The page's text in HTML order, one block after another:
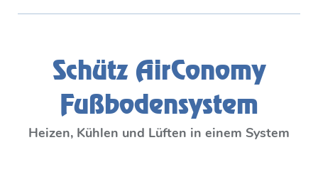
Schütz AirConomy
Fußbodensystem
Heizen, Kühlen und Lüften in einem System